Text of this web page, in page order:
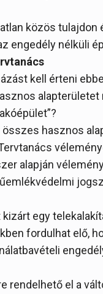
közös tulajdon
engedély nélküli
kell érteni
alapterületet
összes hasznos
alapján
egy
fordulhat elő,
rendelhető el a